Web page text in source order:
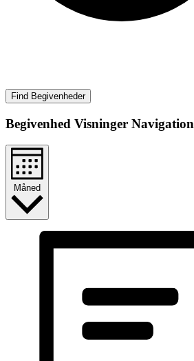
Find Begivenheder
Begivenhed Visninger Navigation
Måned